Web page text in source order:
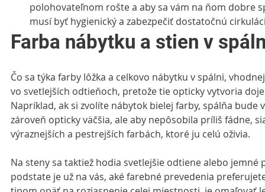
polohovateľnom rošte a aby sa vám na ňom dobre
musí byť hygienický a zabezpečiť dostatočnú
Farba nábytku a stien v
Čo sa týka farby lôžka a celkovo nábytku v spálni,
vo svetlejších odtieňoch, pretože tie opticky vytvoria
Napríklad, ak si zvolíte nábytok bielej farby, spálňa bude
zároveň opticky väčšia, ale aby nepôsobila príliš fádne,
výraznejších a pestrejších farbách, ktoré ju celú oživia.
Na steny sa taktiež hodia svetlejšie odtiene alebo jemné
podstate je už na vás, aké farebné prevedenia